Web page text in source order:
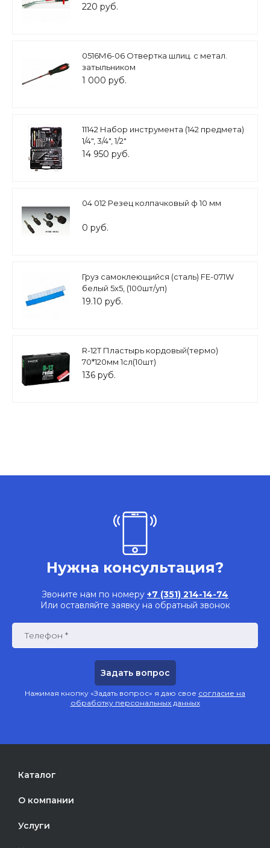
220 руб.
0516М6-06 Отвертка шлиц. с метал.
затыльником
1 000 руб.
11142 Набор инструмента (142 предмета)
1/4", 3/4", 1/2"
14 950 руб.
04 012 Резец колпачковый ф 10 мм
0 руб.
Груз самоклеющийся (сталь) FE-071W
белый 5х5, (100шт/уп)
19.10 руб.
R-12Т Пластырь кордовый(термо)
70*120мм 1сл(10шт)
136 руб.
Нужна консультация?
Звоните нам по номеру +7 (351) 214-14-74
Или оставляйте заявку на обратный звонок
Телефон *
Нажимая кнопку «Задать вопрос» я даю свое согласие на
обработку персональных данных
Каталог
О компании
Услуги